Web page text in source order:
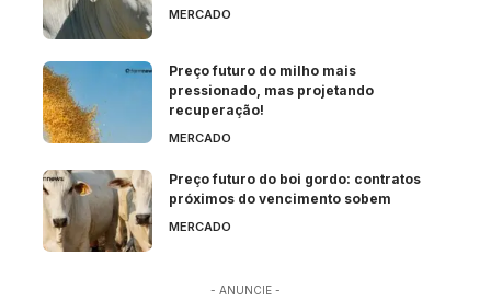
MERCADO
Preço futuro do milho mais
pressionado, mas projetando
recuperação!
MERCADO
Preço futuro do boi gordo: contratos
próximos do vencimento sobem
MERCADO
- ANUNCIE -